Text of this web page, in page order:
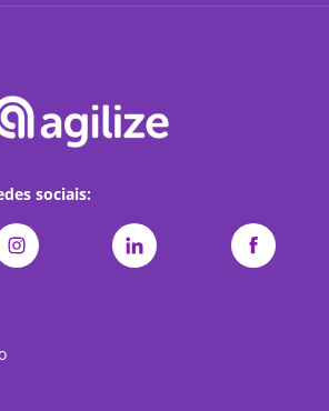
sociais: